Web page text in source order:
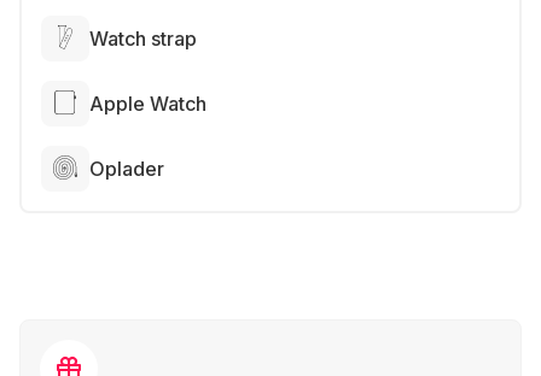
Watch strap
Apple Watch
Oplader